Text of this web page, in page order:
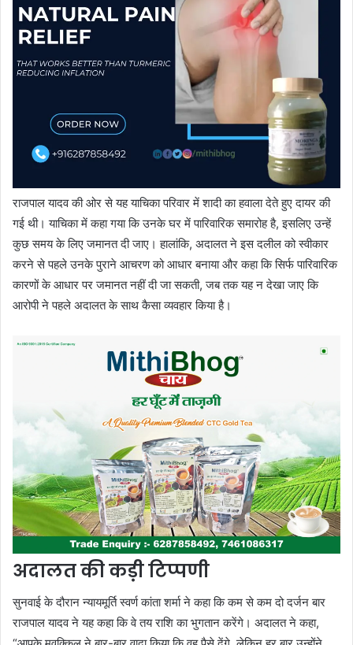
राजपाल यादव की ओर से यह याचिका परिवार में शादी का हवाला देते हुए दायर की
गई थी। याचिका में कहा गया कि उनके घर में पारिवारिक समारोह है, इसलिए उन्हें
कुछ समय के लिए जमानत दी जाए। हालांकि, अदालत ने इस दलील को स्वीकार
करने से पहले उनके पुराने आचरण को आधार बनाया और कहा कि सिर्फ पारिवारिक
कारणों के आधार पर जमानत नहीं दी जा सकती, जब तक यह न देखा जाए कि
आरोपी ने पहले अदालत के साथ कैसा व्यवहार किया है।
अदालत की कड़ी टिप्पणी
सुनवाई के दौरान न्यायमूर्ति स्वर्ण कांता शर्मा ने कहा कि कम से कम दो दर्जन बार
राजपाल यादव ने यह कहा कि वे तय राशि का भुगतान करेंगे। अदालत ने कहा,